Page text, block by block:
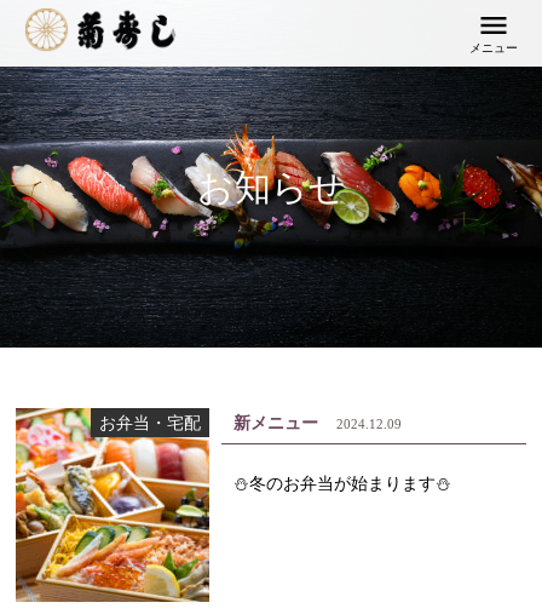
メニュー
お知らせ
お弁当・宅配 新メニュー 2024.12.09
⛄冬のお弁当が始まります⛄